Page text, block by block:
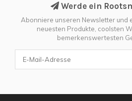
Werde ein
Abonniere unseren Newsletter und
neuesten Produkte, coolsten
bemerkenswertesten